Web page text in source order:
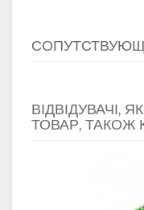
ВІДВІДУВАЧІ,
ТОВАР, ТАКОЖ